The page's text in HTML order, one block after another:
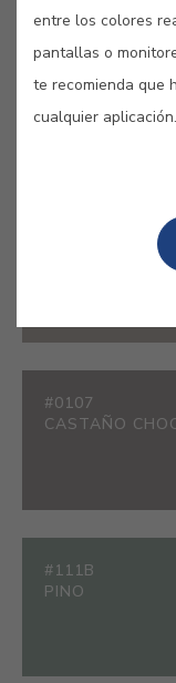
¿Te atreves?
la elegancia de
espacios
#0107
CASTAÑO
#111B
PINO
entre los colores
pantallas o
te recomienda que
cualquier aplicación.